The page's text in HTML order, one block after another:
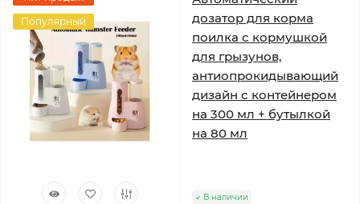
Популярный
дозатор для корма
поилка с кормушкой
для грызунов,
антиопрокидывающий
дизайн с контейнером
на 300 мл + бутылкой
на 80 мл
В наличии